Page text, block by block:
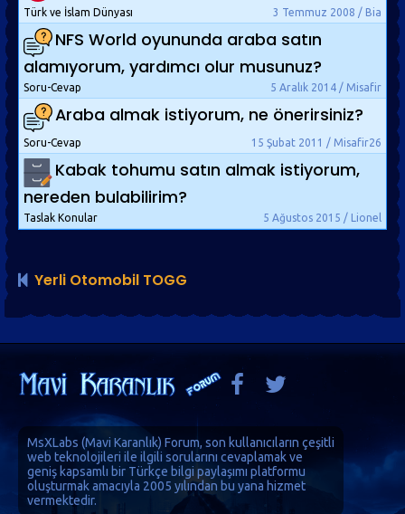
3 Temmuz 2008 / Bia
Türk ve İslam Dünyası
NFS World oyununda araba satın
alamıyorum, yardımcı olur musunuz?
5 Aralık 2014 / Misafir
Soru-Cevap
Araba almak istiyorum, ne önerirsiniz?
15 Şubat 2011 / Misafir26
Soru-Cevap
Kabak tohumu satın almak istiyorum,
nereden bulabilirim?
5 Ağustos 2015 / Lionel
Taslak Konular
Yerli Otomobil TOGG
MsXLabs (Mavi Karanlık) Forum, son kullanıcıların çeşitli
web teknolojileri ile ilgili sorularını cevaplamak ve
geniş kapsamlı bir Türkçe bilgi paylaşımı platformu
oluşturmak amacıyla 2005 yılından bu yana hizmet
vermektedir.